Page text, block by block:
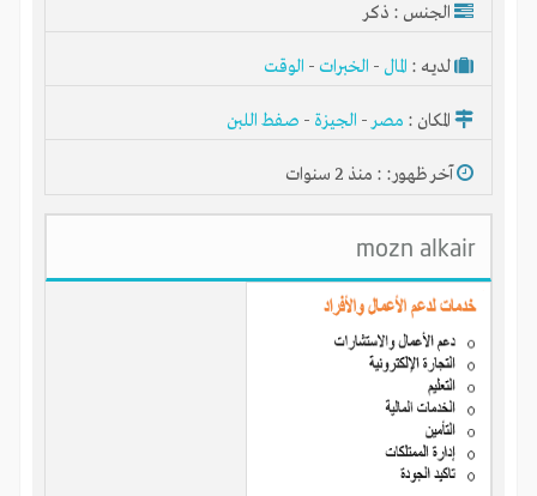
الجنس : ذكر
لديـه : المال - الخبرات - الوقت
المكان : مصر- الجيزة - صفط اللبن
آخر ظهور: : منذ 2 سنوات
mozn alkair